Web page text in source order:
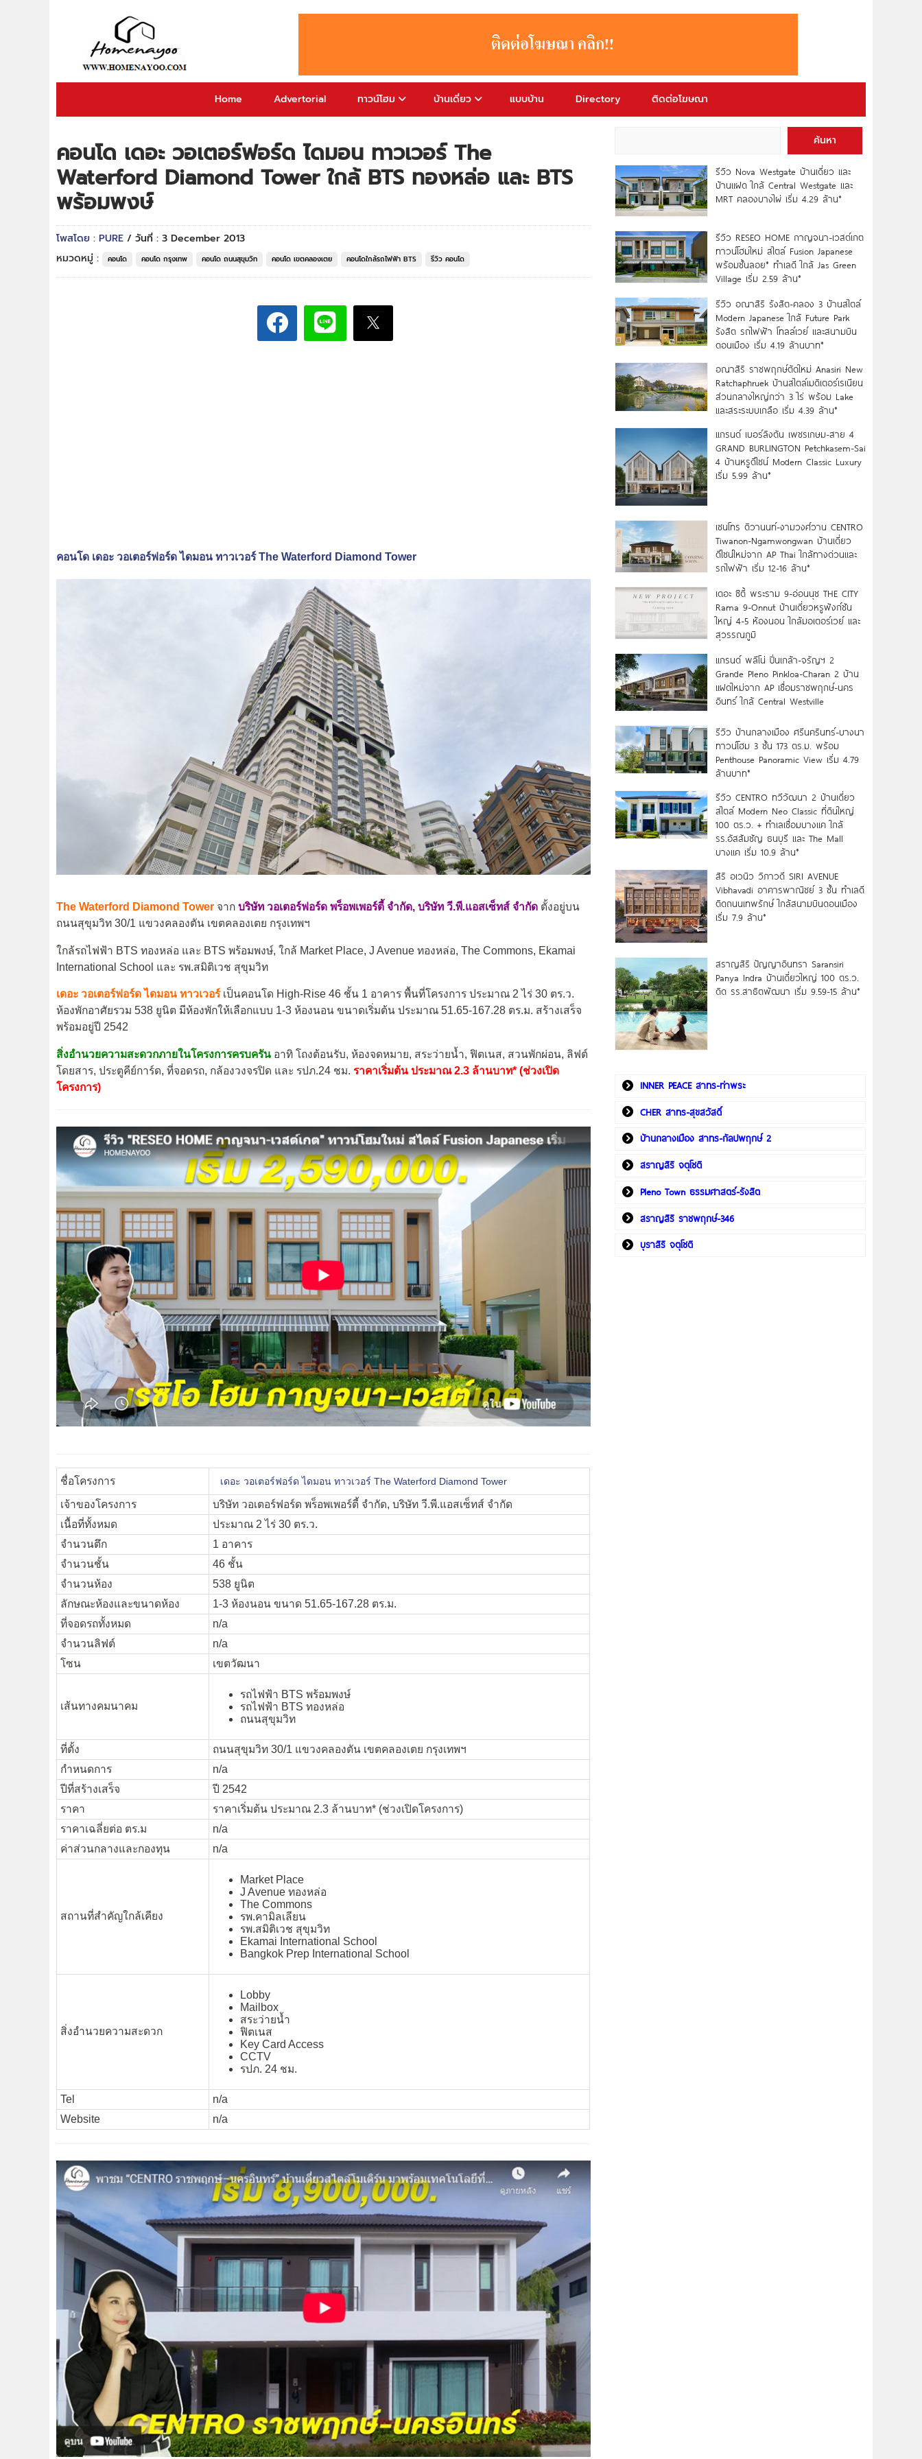
Home Advertorial ทาวน์โฮม บ้านเดี่ยว แบบบ้าน Directory ติดต่อโฆษณา
คอนโด เดอะ วอเตอร์ฟอร์ด ไดมอน ทาวเวอร์ The
Waterford Diamond Tower ใกล้ BTS ทองหล่อ และ BTS
พร้อมพงษ์
โพสโดย : PURE / วันที่ : 3 December 2013
หมวดหมู่ :
คอนโด คอนโด กรุงเทพ คอนโด ถนนสุขุมวิท คอนโด เขตคลองเตย คอนโดใกล้รถไฟฟ้า BTS รีวิว คอนโด
คอนโด เดอะ วอเตอร์ฟอร์ด ไดมอน ทาวเวอร์ The Waterford Diamond Tower
The Waterford Diamond Tower จาก บริษัท วอเตอร์ฟอร์ด พร็อพเพอร์ตี้ จำกัด, บริษัท วี.พี.แอสเซ็ทส์ จำกัด ตั้งอยู่บน
ถนนสุขุมวิท 30/1 แขวงคลองตัน เขตคลองเตย กรุงเทพฯ
ใกล้รถไฟฟ้า BTS ทองหล่อ และ BTS พร้อมพงษ์, ใกล้ Market Place, J Avenue ทองหล่อ, The Commons, Ekamai
International School และ รพ.สมิติเวช สุขุมวิท
เดอะ วอเตอร์ฟอร์ด ไดมอน ทาวเวอร์เป็นคอนโด High-Rise 46 ชั้น 1 อาคาร พื้นที่โครงการ ประมาณ 2 ไร่ 30 ตร.ว.
ห้องพักอาศัยรวม 538 ยูนิต มีห้องพักให้เลือกแบบ 1-3 ห้องนอน ขนาดเริ่มต้น ประมาณ 51.65-167.28 ตร.ม. สร้างเสร็จ
พร้อมอยู่ปี 2542
สิ่งอำนวยความสะดวกภายในโครงการครบครัน อาทิ โถงต้อนรับ, ห้องจดหมาย, สระว่ายน้ำ, ฟิตเนส, สวนพักผ่อน, ลิฟต์
โดยสาร, ประตูคีย์การ์ด, ที่จอดรถ, กล้องวงจรปิด และ รปภ.24 ชม. ราคาเริ่มต้น ประมาณ 2.3 ล้านบาท* (ช่วงเปิด
โครงการ)
ชื่อโครงการ เดอะ วอเตอร์ฟอร์ด ไดมอน ทาวเวอร์ The Waterford Diamond Tower
เจ้าของโครงการ
บริษัท วอเตอร์ฟอร์ด พร็อพเพอร์ตี้ จำกัด, บริษัท วี.พี.แอสเซ็ทส์ จำกัด
เนื้อที่ทั้งหมด
ประมาณ 2 ไร่ 30 ตร.ว.
จำนวนตึก
1 อาคาร
จำนวนชั้น
46 ชั้น
จำนวนห้อง
538 ยูนิต
ลักษณะห้องและขนาดห้อง
1-3 ห้องนอน ขนาด 51.65-167.28 ตร.ม.
ที่จอดรถทั้งหมด
n/a
จำนวนลิฟต์
n/a
โซน
เขตวัฒนา
เส้นทางคมนาคม
รถไฟฟ้า BTS พร้อมพงษ์
รถไฟฟ้า BTS ทองหล่อ
ถนนสุขุมวิท
ที่ตั้ง
ถนนสุขุมวิท 30/1 แขวงคลองตัน เขตคลองเตย กรุงเทพฯ
กำหนดการ
n/a
ปีที่สร้างเสร็จ
ปี 2542
ราคา
ราคาเริ่มต้น ประมาณ 2.3 ล้านบาท* (ช่วงเปิดโครงการ)
ราคาเฉลี่ยต่อ ตร.ม
n/a
ค่าส่วนกลางและกองทุน
n/a
สถานที่สำคัญใกล้เคียง
Market Place
J Avenue ทองหล่อ
The Commons
รพ.คามิลเลียน
รพ.สมิติเวช สุขุมวิท
Ekamai International School
Bangkok Prep International School
สิ่งอำนวยความสะดวก
Lobby
Mailbox
สระว่ายน้ำ
ฟิตเนส
Key Card Access
CCTV
รปภ. 24 ชม.
Tel
n/a
Website
n/a
ค้นหา
รีวิว Nova Westgate บ้านเดี่ยว และ
บ้านแฝด ใกล้ Central Westgate และ
MRT คลองบางไผ่ เริ่ม 4.29 ล้าน*
รีวิว RESEO HOME กาญจนา-เวสต์เกต
ทาวน์โฮมใหม่ สไตล์ Fusion Japanese
พร้อมชั้นลอย* ทำเลดี ใกล้ Jas Green
Village เริ่ม 2.59 ล้าน*
รีวิว อณาสิริ รังสิต-คลอง 3 บ้านสไตล์
Modern Japanese ใกล้ Future Park
รังสิต รถไฟฟ้า โทลล์เวย์ และสนามบิน
ดอนเมือง เริ่ม 4.19 ล้านบาท*
อณาสิริ ราชพฤกษ์ตัดใหม่ Anasiri New
Ratchaphruek บ้านสไตล์เมดิเตอร์เรเนียน
ส่วนกลางใหญ่กว่า 3 ไร่ พร้อม Lake
และสระระบบเกลือ เริ่ม 4.39 ล้าน*
แกรนด์ เบอร์ลิงตัน เพชรเกษม-สาย 4
GRAND BURLINGTON Petchkasem-Sai
4 บ้านหรูดีไซน์ Modern Classic Luxury
เริ่ม 5.99 ล้าน*
เซนโทร ติวานนท์-งามวงศ์วาน CENTRO
Tiwanon-Ngamwongwan บ้านเดี่ยว
ดีไซน์ใหม่จาก AP Thai ใกล้ทางด่วนและ
รถไฟฟ้า เริ่ม 12-16 ล้าน*
เดอะ ซิตี้ พระราม 9-อ่อนนุช THE CITY
Rama 9-Onnut บ้านเดี่ยวหรูฟังก์ชัน
ใหญ่ 4-5 ห้องนอน ใกล้มอเตอร์เวย์ และ
สุวรรณภูมิ
แกรนด์ พลีโน่ ปิ่นเกล้า-จรัญฯ 2
Grande Pleno Pinkloa-Charan 2 บ้าน
แฝดใหม่จาก AP เชื่อมราชพฤกษ์-นคร
อินทร์ ใกล้ Central Westville
รีวิว บ้านกลางเมือง ศรีนครินทร์-บางนา
ทาวน์โฮม 3 ชั้น 173 ตร.ม. พร้อม
Penthouse Panoramic View เริ่ม 4.79
ล้านบาท*
รีวิว CENTRO ทวีวัฒนา 2 บ้านเดี่ยว
สไตล์ Modern Neo Classic ที่ดินใหญ่
100 ตร.ว. + ทำเลเชื่อมบางแค ใกล้
รร.อัสสัมชัญ ธนบุรี และ The Mall
บางแค เริ่ม 10.9 ล้าน*
สิริ อเวนิว วิภาวดี SIRI AVENUE
Vibhavadi อาคารพาณิชย์ 3 ชั้น ทำเลดี
ติดถนนเทพรักษ์ ใกล้สนามบินดอนเมือง
เริ่ม 7.9 ล้าน*
สราญสิริ ปัญญาอินทรา Saransiri
Panya Indra บ้านเดี่ยวใหญ่ 100 ตร.ว.
ดิด รร.สาธิตพัฒนา เริ่ม 9.59-15 ล้าน*
INNER PEACE สาทร-ท่าพระ
CHER สาทร-สุขสวัสดิ์
บ้านกลางเมือง สาทร-กัลปพฤกษ์ 2
สราญสิริ จตุโชติ
Pleno Town ธรรมศาสตร์-รังสิต
สราญสิริ ราชพฤกษ์-346
บุราสิริ จตุโชติ